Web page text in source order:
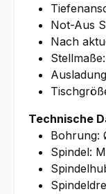
Not-Aus
Nach
Technische
Bohrung:
Spindel: